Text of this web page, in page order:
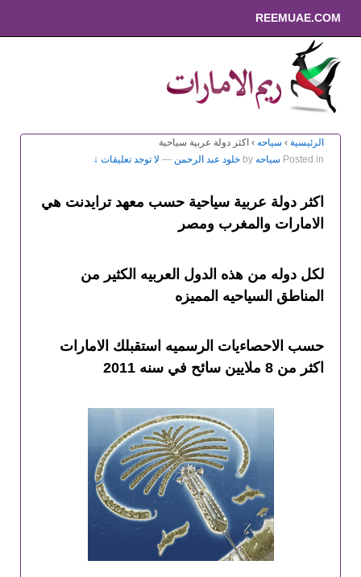
REEMUAE.COM
الرئيسية › سياحه › اكثر دولة عربية سياحية
Posted in سياحه by خلود عبد الرحمن — لا توجد تعليقات ↓
اكثر دولة عربية سياحية حسب معهد ترايدنت هي
الامارات والمغرب ومصر
لكل دوله من هذه الدول العربيه الكثير من
المناطق السياحيه المميزه
حسب الاحصاءيات الرسميه استقبلك الامارات
اكثر من 8 ملايين سائح في سنه 2011